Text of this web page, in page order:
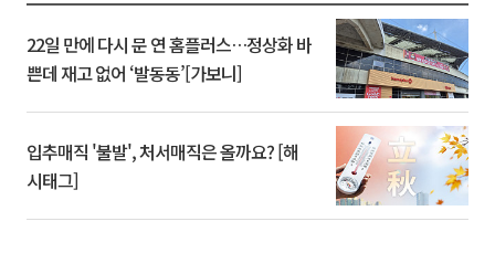
22일 만에 다시 문 연 홈플러스…정상화 바
쁜데 재고 없어 ‘발동동’[가보니]
입추매직 '불발', 처서매직은 올까요? [해
시태그]